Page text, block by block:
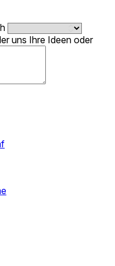
uns Ihre Ideen oder